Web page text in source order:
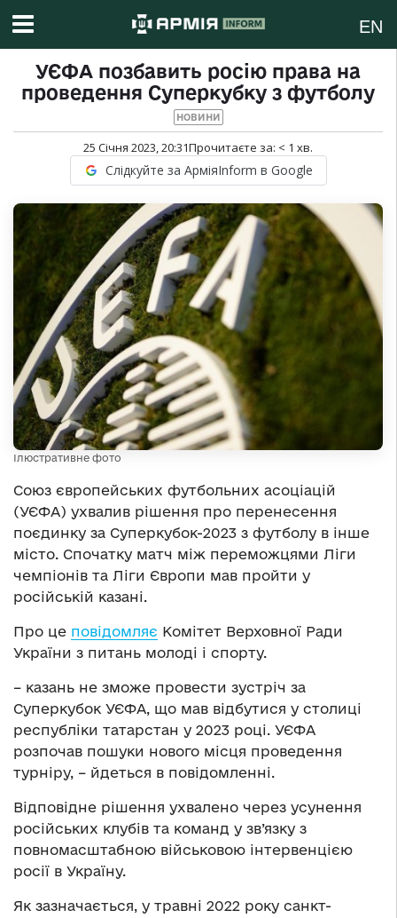
EN
УЄФА позбавить росію права на
проведення Суперкубку з футболу
НОВИНИ
25 Січня 2023, 20:31Прочитаєте за: < 1 хв.
Слідкуйте за АрміяInform в Google
Ілюстративне фото
Союз європейських футбольних асоціацій
(УЄФА) ухвалив рішення про перенесення
поєдинку за Суперкубок-2023 з футболу в інше
місто. Спочатку матч між переможцями Ліги
чемпіонів та Ліги Європи мав пройти у
російській казані.
Про це повідомляє Комітет Верховної Ради
України з питань молоді і спорту.
– казань не зможе провести зустріч за
Суперкубок УЄФА, що мав відбутися у столиці
республіки татарстан у 2023 році. УЄФА
розпочав пошуки нового місця проведення
турніру, – йдеться в повідомленні.
Відповідне рішення ухвалено через усунення
російських клубів та команд у зв’язку з
повномасштабною військовою інтервенцією
росії в Україну.
Як зазначається, у травні 2022 року санкт-